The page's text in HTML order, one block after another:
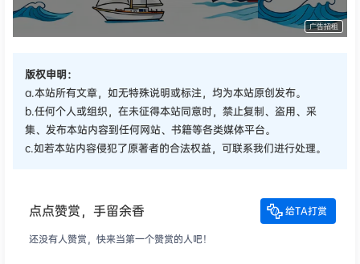
广告招租
版权申明：
a.本站所有文章，如无特殊说明或标注，均为本站原创发布。
b.任何个人或组织，在未征得本站同意时，禁止复制、盗用、采
集、发布本站内容到任何网站、书籍等各类媒体平台。
c.如若本站内容侵犯了原著者的合法权益，可联系我们进行处理。
点点赞赏，手留余香 给TA打赏
还没有人赞赏，快来当第一个赞赏的人吧！